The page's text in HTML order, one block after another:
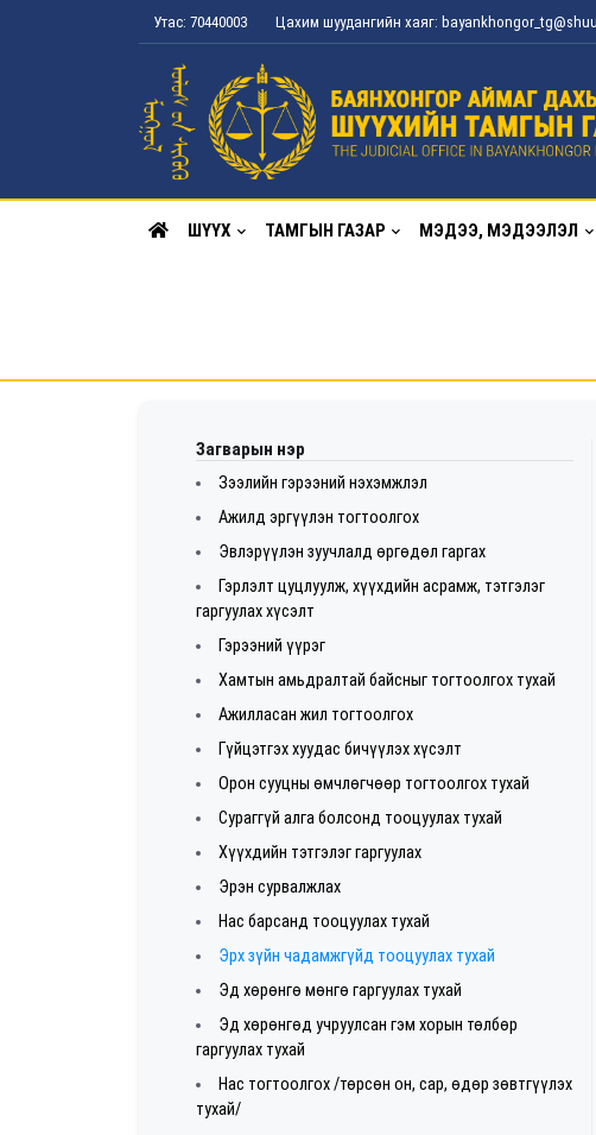
Утас: 70440003 Цахим шуудангийн хаяг:
ШҮҮХ ТАМГЫН ГАЗАР МЭДЭЭ, МЭДЭЭЛЭЛ
Загварын нэр
Зээлийн гэрээний нэхэмжлэл
Ажилд эргүүлэн тогтоолгох
Эвлэрүүлэн зуучлалд өргөдөл гаргах
Гэрлэлт цуцлуулж, хүүхдийн асрамж, тэтгэлэг
гаргуулах хүсэлт
Гэрээний үүрэг
Хамтын амьдралтай байсныг тогтоолгох тухай
Ажилласан жил тогтоолгох
Гүйцэтгэх хуудас бичүүлэх хүсэлт
Орон сууцны өмчлөгчөөр тогтоолгох тухай
Сураггүй алга болсонд тооцуулах тухай
Хүүхдийн тэтгэлэг гаргуулах
Эрэн сурвалжлах
Нас барсанд тооцуулах тухай
Эрх зүйн чадамжгүйд тооцуулах тухай
Эд хөрөнгө мөнгө гаргуулах тухай
Эд хөрөнгөд учруулсан гэм хорын төлбөр
гаргуулах тухай
Нас тогтоолгох /төрсөн он, сар, өдөр зөвтгүүлэх
тухай/